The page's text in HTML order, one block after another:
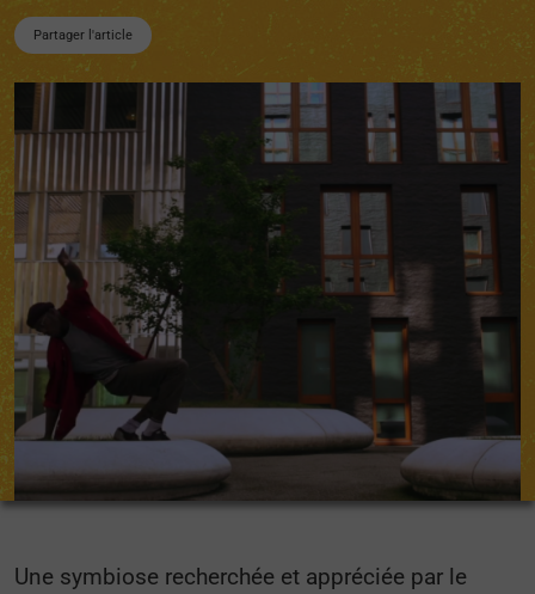
Partager l'article
Une symbiose recherchée et appréciée par le